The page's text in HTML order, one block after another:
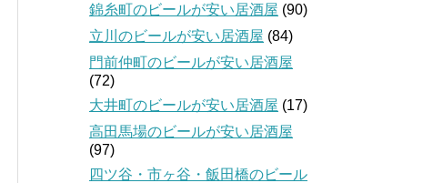
錦糸町のビールが安い居酒屋 (90)
立川のビールが安い居酒屋 (84)
門前仲町のビールが安い居酒屋
(72)
大井町のビールが安い居酒屋 (17)
高田馬場のビールが安い居酒屋
(97)
四ツ谷・市ヶ谷・飯田橋のビール